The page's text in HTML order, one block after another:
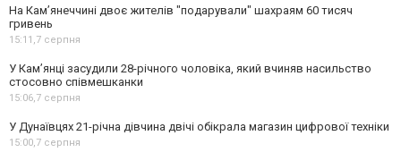
На Камʼянеччині двоє жителів "подарували" шахраям 60 тисяч
гривень
15:11,7 серпня
У Камʼянці засудили 28-річного чоловіка, який вчиняв насильство
стосовно співмешканки
15:06,7 серпня
У Дунаївцях 21-річна дівчина двічі обікрала магазин цифрової техніки
15:00,7 серпня